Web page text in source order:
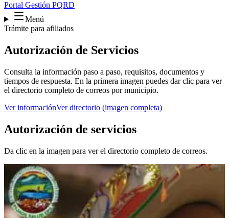
Portal Gestión PQRD
Menú
Trámite para afiliados
Autorización de Servicios
Consulta la información paso a paso, requisitos, documentos y
tiempos de respuesta. En la primera imagen puedes dar clic para ver
el directorio completo de correos por municipio.
Ver informaciónVer directorio (imagen completa)
Autorización de servicios
Da clic en la imagen para ver el directorio completo de correos.